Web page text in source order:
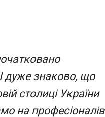
дуже знаково, що
столиці України
на професіоналів